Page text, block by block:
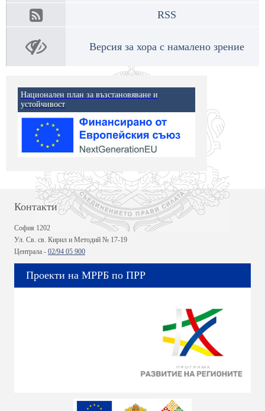
RSS
Версия за хора с намалено зрение
Национален план за възстановяване и
устойчивост
Контакти
София 1202
Ул. Св. св. Кирил и Методий № 17-19
Централа - 02/94 05 900
Проекти на МРРБ по ПРР